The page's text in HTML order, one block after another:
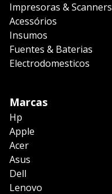
Impresoras & Scanners
Acessórios
Insumos
Fuentes & Baterias
Electrodomesticos
Marcas
Hp
Apple
Acer
Asus
Dell
Lenovo